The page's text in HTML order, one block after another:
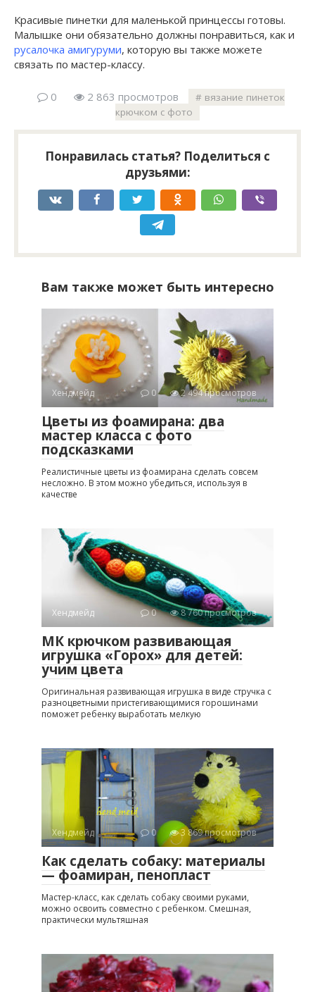
Красивые пинетки для маленькой принцессы готовы.
Малышке они обязательно должны понравиться, как и
русалочка амигуруми, которую вы также можете
связать по мастер-классу.
0 2 863 просмотров
вязание пинеток
крючком с фото
Понравилась статья? Поделиться с
друзьями:
Вам также может быть интересно
Хендмейд 0 2 494 просмотров
Цветы из фоамирана: два
мастер класса с фото
подсказками
Реалистичные цветы из фоамирана сделать совсем
несложно. В этом можно убедиться, используя в
качестве
Хендмейд 0 8 760 просмотров
МК крючком развивающая
игрушка «Горох» для детей:
учим цвета
Оригинальная развивающая игрушка в виде стручка с
разноцветными пристегивающимися горошинами
поможет ребенку выработать мелкую
Хендмейд 0 3 869 просмотров
Как сделать собаку: материалы
— фоамиран, пенопласт
Мастер-класс, как сделать собаку своими руками,
можно освоить совместно с ребенком. Смешная,
практически мультяшная